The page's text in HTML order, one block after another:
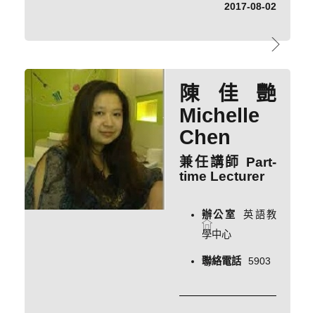
2017-08-02
陳佳艷
Michelle
Chen
兼任講師 Part-
time Lecturer
辦公室
英語教
學中心
聯絡電話 5903